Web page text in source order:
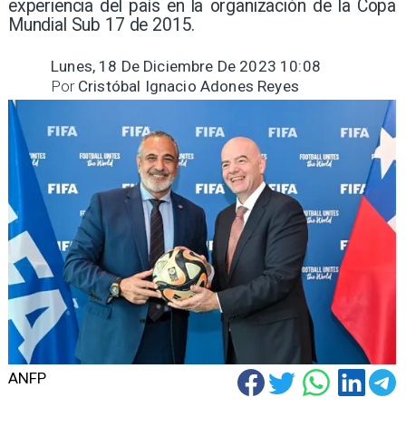
experiencia del país en la organización de la Copa
Mundial Sub 17 de 2015.
Lunes, 18 De Diciembre De 2023 10:08
Cristóbal Ignacio Adones Reyes
Por
ANFP